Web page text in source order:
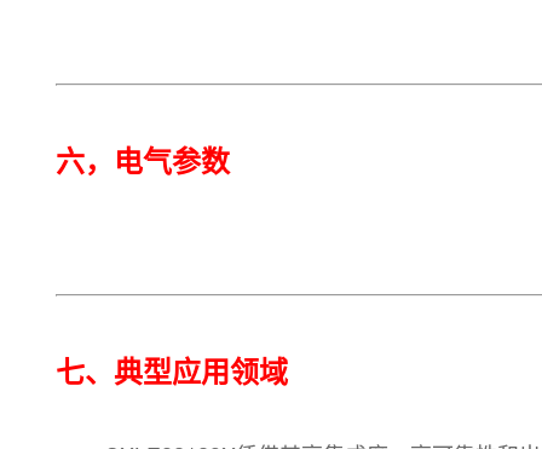
六，电气参数
七、典型应用领域